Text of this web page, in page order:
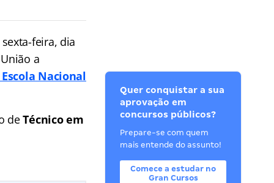
feira, dia
a
Nacional
deTécnico em
Quer conquistar a sua
aprovação em
concursos públicos?
Prepare-se com quem
mais entende do assunto!
Comece a estudar no
Gran Cursos